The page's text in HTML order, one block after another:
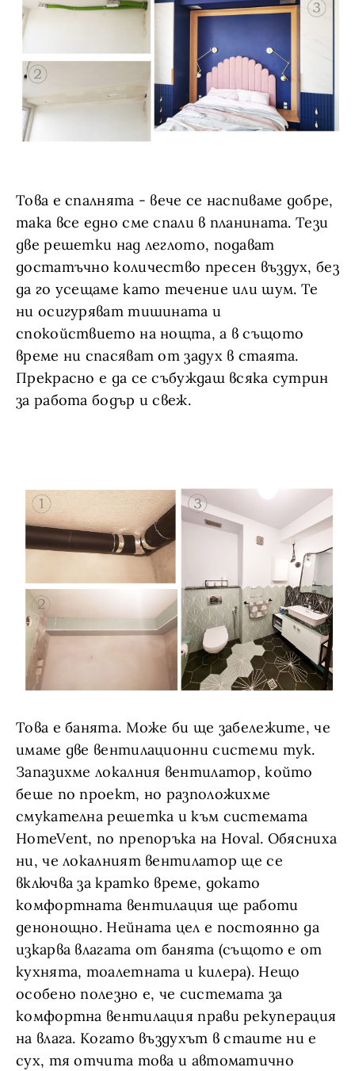
Това е спалнята - вече се наспиваме добре,
така все едно сме спали в планината. Тези
две решетки над леглото, подават
достатъчно количество пресен въздух, без
да го усещаме като течение или шум. Те
ни осигуряват тишината и
спокойствието на нощта, а в същото
време ни спасяват от задух в стаята.
Прекрасно е да се събуждаш всяка сутрин
за работа бодър и свеж.
Това е банята. Може би ще забележите, че
имаме две вентилационни системи тук.
Запазихме локалния вентилатор, който
беше по проект, но разположихме
смукателна решетка и към системата
HomeVent, по препоръка на Hoval. Обясниха
ни, че локалният вентилатор ще се
включва за кратко време, докато
комфортната вентилация ще работи
денонощно. Нейната цел е постоянно да
изкарва влагата от банята (същото е от
кухнята, тоалетната и килера). Нещо
особено полезно е, че системата за
комфортна вентилация прави рекуперация
на влага. Когато въздухът в стаите ни е
сух, тя отчита това и автоматично